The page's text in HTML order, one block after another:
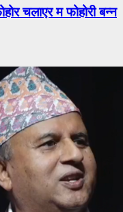
चलाएर म फोहोरी बन्न